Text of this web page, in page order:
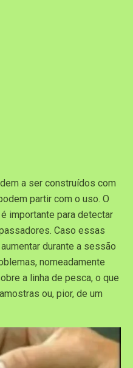
a ser construídos com
partir com o uso. O
importante para detectar
Caso essas
durante a sessão
nomeadamente
a linha de pesca, o que
ou, pior, de um